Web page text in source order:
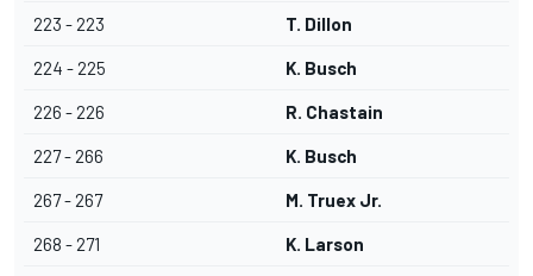
223 - 223 T. Dillon
224 - 225 K. Busch
226 - 226 R. Chastain
227 - 266 K. Busch
267 - 267 M. Truex Jr.
268 - 271 K. Larson